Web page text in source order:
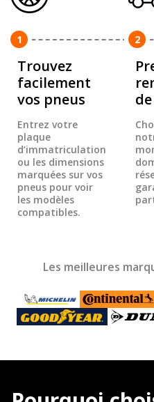
1
Trouvez
facilement
vos pneus
Entrez votre
plaque
d’immatriculation
ou les dimensions
marquées sur vos
pneus pour voir
les modèles
compatibles.
2
Les meilleures